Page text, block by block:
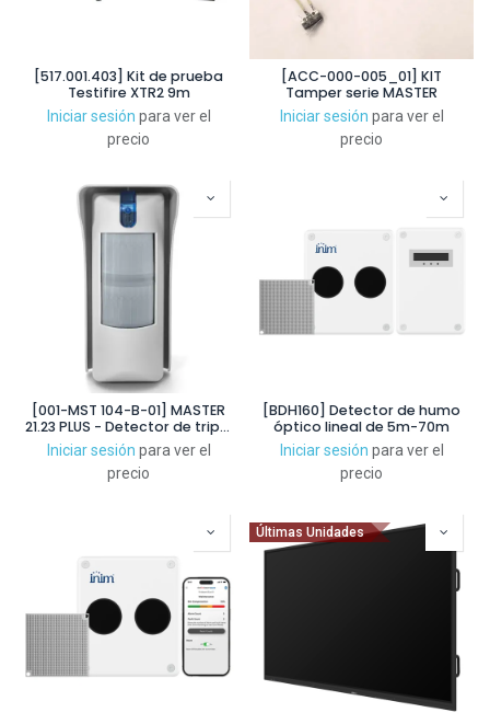
[517.001.403] Kit de prueba
Testifire XTR2 9m
Iniciar sesión para ver el
precio
[ACC-000-005_01] KIT
Tamper serie MASTER
Iniciar sesión para ver el
precio
[001-MST 104-B-01] MASTER
21.23 PLUS - Detector de triple
tecnología con 1 sección de
microondas y 2 secciones de
infrarrojos
Iniciar sesión para ver el
precio
[BDH160] Detector de humo
óptico lineal de 5m-70m
Iniciar sesión para ver el
precio
Últimas Unidades